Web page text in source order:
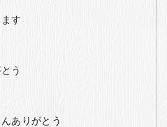
す
う
ありがとう